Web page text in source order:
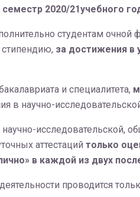
2020/21учебного
студентам
за достижения в
и специалитета,
в научно-
исследовательской,
аттестаций только
в каждой из двух
проводится